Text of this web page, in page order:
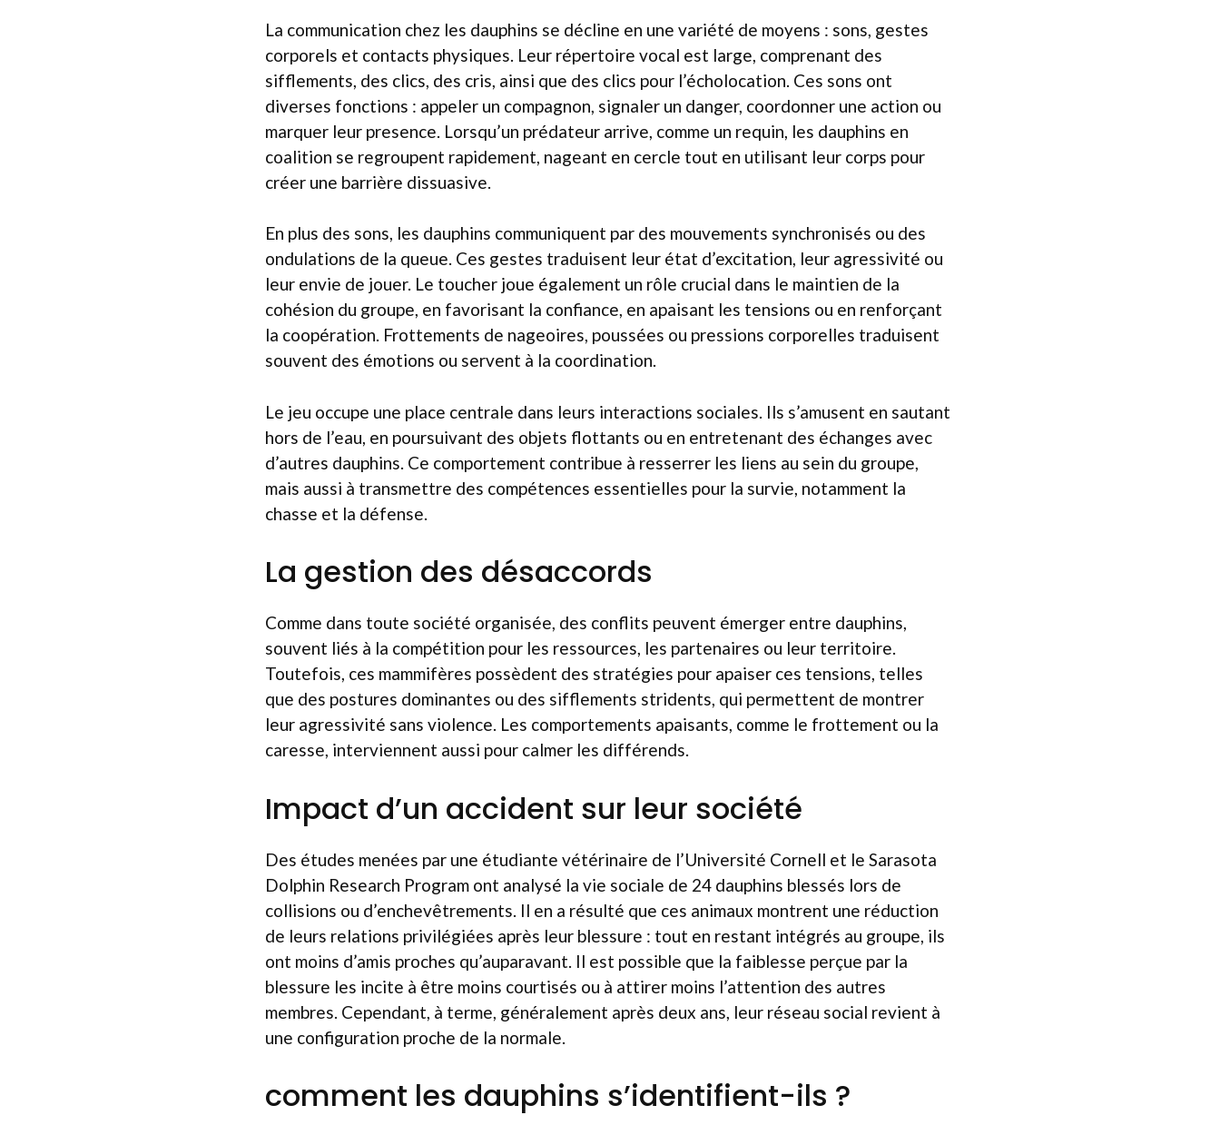
La communication chez les dauphins se décline en une variété de moyens : sons, gestes
corporels et contacts physiques. Leur répertoire vocal est large, comprenant des
sifflements, des clics, des cris, ainsi que des clics pour l’écholocation. Ces sons ont
diverses fonctions : appeler un compagnon, signaler un danger, coordonner une action ou
marquer leur presence. Lorsqu’un prédateur arrive, comme un requin, les dauphins en
coalition se regroupent rapidement, nageant en cercle tout en utilisant leur corps pour
créer une barrière dissuasive.
En plus des sons, les dauphins communiquent par des mouvements synchronisés ou des
ondulations de la queue. Ces gestes traduisent leur état d’excitation, leur agressivité ou
leur envie de jouer. Le toucher joue également un rôle crucial dans le maintien de la
cohésion du groupe, en favorisant la confiance, en apaisant les tensions ou en renforçant
la coopération. Frottements de nageoires, poussées ou pressions corporelles traduisent
souvent des émotions ou servent à la coordination.
Le jeu occupe une place centrale dans leurs interactions sociales. Ils s’amusent en sautant
hors de l’eau, en poursuivant des objets flottants ou en entretenant des échanges avec
d’autres dauphins. Ce comportement contribue à resserrer les liens au sein du groupe,
mais aussi à transmettre des compétences essentielles pour la survie, notamment la
chasse et la défense.
La gestion des désaccords
Comme dans toute société organisée, des conflits peuvent émerger entre dauphins,
souvent liés à la compétition pour les ressources, les partenaires ou leur territoire.
Toutefois, ces mammifères possèdent des stratégies pour apaiser ces tensions, telles
que des postures dominantes ou des sifflements stridents, qui permettent de montrer
leur agressivité sans violence. Les comportements apaisants, comme le frottement ou la
caresse, interviennent aussi pour calmer les différends.
Impact d’un accident sur leur société
Des études menées par une étudiante vétérinaire de l’Université Cornell et le Sarasota
Dolphin Research Program ont analysé la vie sociale de 24 dauphins blessés lors de
collisions ou d’enchevêtrements. Il en a résulté que ces animaux montrent une réduction
de leurs relations privilégiées après leur blessure : tout en restant intégrés au groupe, ils
ont moins d’amis proches qu’auparavant. Il est possible que la faiblesse perçue par la
blessure les incite à être moins courtisés ou à attirer moins l’attention des autres
membres. Cependant, à terme, généralement après deux ans, leur réseau social revient à
une configuration proche de la normale.
comment les dauphins s’identifient-ils ?